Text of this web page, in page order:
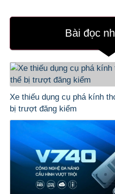
Bài đọc
Xe thiếu dụng cụ phá kính
bị trượt đăng kiểm